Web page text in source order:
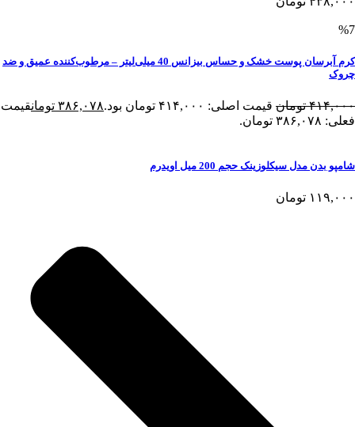
%7
کرم آبرسان پوست خشک و حساس بیزانس 40 میلی‌لیتر – مرطوب‌کننده عمیق و ضد
چروک
۴۱۴,۰۰۰ تومان قیمت اصلی: ۴۱۴,۰۰۰ تومان بود. ۳۸۶,۰۷۸ تومانقیمت
فعلی: ۳۸۶,۰۷۸ تومان.
شامپو بدن مدل سیکلوزینک حجم 200 میل اویدرم
۱۱۹,۰۰۰ تومان